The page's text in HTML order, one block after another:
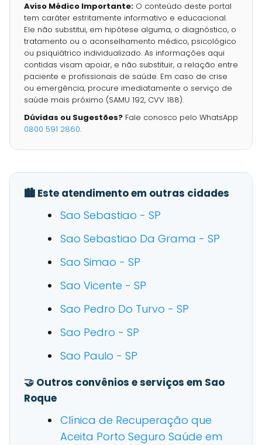
Aviso Médico Importante: O conteúdo deste portal
tem caráter estritamente informativo e educacional.
Ele não substitui, em hipótese alguma, o diagnóstico, o
tratamento ou o aconselhamento médico, psicológico
ou psiquiátrico individualizado. As informações aqui
contidas visam apoiar, e não substituir, a relação entre
paciente e profissionais de saúde. Em caso de crise
ou emergência, procure imediatamente o serviço de
saúde mais próximo (SAMU 192, CVV 188).
Dúvidas ou Sugestões? Fale conosco pelo WhatsApp
0800 591 2860.
🏙️ Este atendimento em outras cidades
Sao Sebastiao - SP
Sao Sebastiao Da Grama - SP
Sao Simao - SP
Sao Vicente - SP
Sao Pedro Do Turvo - SP
Sao Pedro - SP
Sao Paulo - SP
🤝 Outros convênios e serviços em Sao
Roque
Clínica de Recuperação que
Aceita Porto Seguro Saúde em